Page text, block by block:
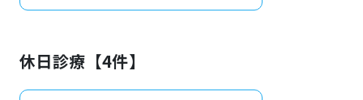
休日診療【4件】